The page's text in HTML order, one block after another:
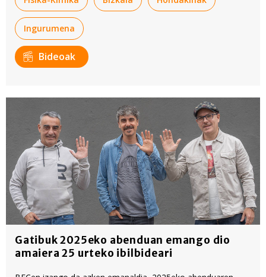
Ingurumena
Bideoak
Gatibuk 2025eko abenduan emango dio
amaiera 25 urteko ibilbideari